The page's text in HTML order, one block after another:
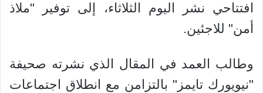
افتتاحي نشر اليوم الثلاثاء، إلى توفير "ملاذ
أمن" للاجئين.
وطالب العمد في المقال الذي نشرته صحيفة
"نيويورك تايمز" بالتزامن مع انطلاق اجتماعات